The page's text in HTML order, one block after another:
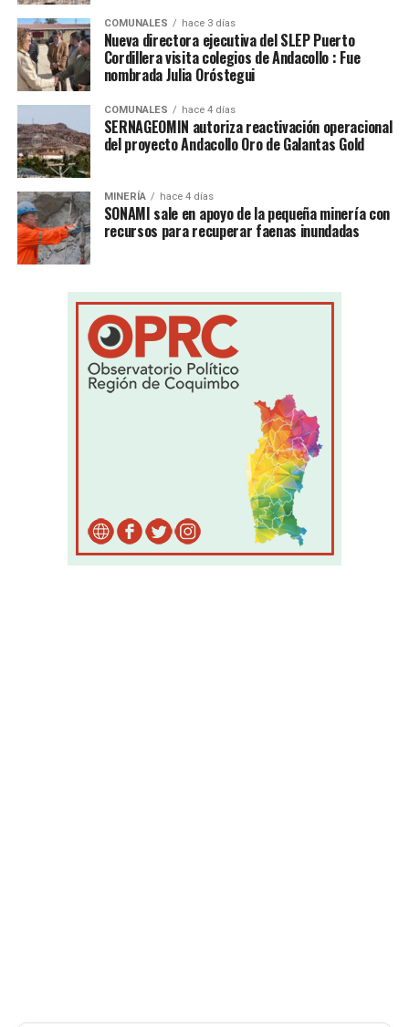
COMUNALES hace 3 días
Nueva directora ejecutiva del SLEP Puerto
Cordillera visita colegios de Andacollo : Fue
nombrada Julia Oróstegui
COMUNALES hace 4 días
SERNAGEOMIN autoriza reactivación operacional
del proyecto Andacollo Oro de Galantas Gold
MINERÍA hace 4 días
SONAMI sale en apoyo de la pequeña minería con
recursos para recuperar faenas inundadas